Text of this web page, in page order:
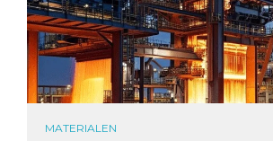
MATERIALEN